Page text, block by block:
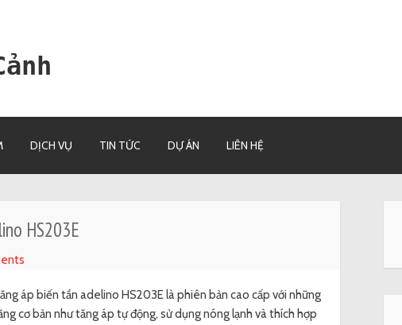
DỊCH VỤ TIN TỨC DỰ ÁN LIÊN HỆ
HS203E
áp biến tần adelino HS203E là phiên bản cao cấp với những
cơ bản như tăng áp tự động, sử dụng nóng lạnh và thích hợp